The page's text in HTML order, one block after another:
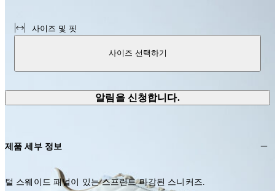
사이즈 및 핏
사이즈 선택하기
알림을 신청합니다.
제품 세부 정보
털 스웨이드 패널이 있는 스프린트 마감된 스니커즈.